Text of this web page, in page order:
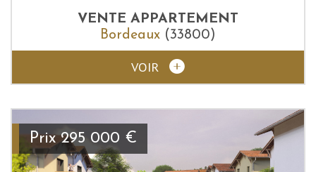
VENTE APPARTEMENT
Bordeaux (33800)
VOIR
Prix 295 000 €